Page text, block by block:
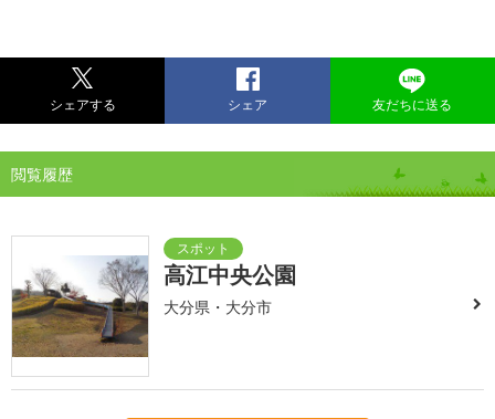
シェアする シェア 友だちに送る
閲覧履歴
高江中央公園
大分県・大分市